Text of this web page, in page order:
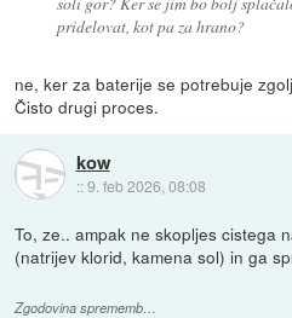
pridelovat, kot pa za hrano?
ne, ker za baterije se potrebuje
Čisto drugi proces.
kow
::9. feb 2026, 08:08
To, ze.. ampak ne skopljes cistega
(natrijev klorid, kamena sol) in ga
Zgodovina sprememb…